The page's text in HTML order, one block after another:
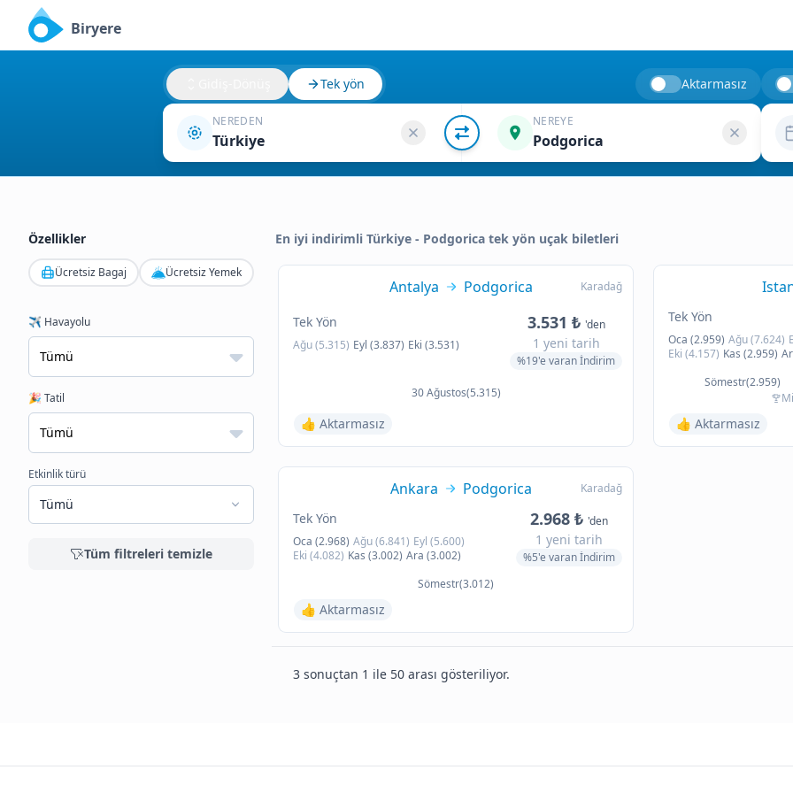
Biryere
Tek yön Aktarmasız
NEREDEN
Türkiye
NEREYE
Podgorica
Özellikler
Ücretsiz Bagaj Ücretsiz Yemek
✈️ Havayolu
🎉 Tatil
Etkinlik türü
Tümü
Tüm filtreleri temizle
En iyi indirimli Türkiye - Podgorica tek yön uçak biletleri
Karadağ
Antalya Podgorica
Tek Yön
Ağu (5.315) Eyl (3.837) Eki (3.531)
3.531 ₺ 'den
1 yeni tarih
%19'e varan İndirim
30 Ağustos(5.315)
👍 Aktarmasız
Tek Yön
Oca (2.959) Ağu (7.624)
Eki (4.157) Kas (2.959)
Sömestr(2.959)
👍 Aktarmasız
Karadağ
Ankara Podgorica
Tek Yön
Oca (2.968) Ağu (6.841) Eyl (5.600)
Eki (4.082) Kas (3.002) Ara (3.002)
2.968 ₺ 'den
1 yeni tarih
%5'e varan İndirim
Sömestr(3.012)
👍 Aktarmasız
3 sonuçtan 1 ile 50 arası gösteriliyor.